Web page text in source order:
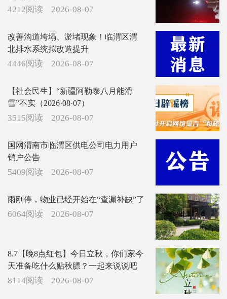
4212阅读 2026-08-07
改善沟道垮塌、淤堵现象！临渭区渭
北排水系统拟改造提升
4446阅读 2026-08-07
【社会民生】“新疆阿勒泰八月能滑
雪”不实（2026·08·07）
3515阅读 2026-08-07
国网渭南市临渭区供电公司电力用户
销户公告
5409阅读 2026-08-07
雨刚停，物业已经开始在“查漏补缺”了
6064阅读 2026-08-07
8.7【晚8点红包】今日立秋，你们家今
天准备吃什么贴秋膘？一起来说说吧
8114阅读 2026-08-07